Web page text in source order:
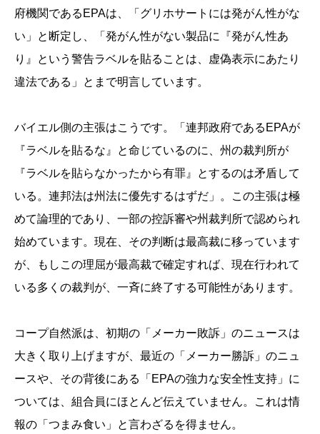
府機関であるEPAは、「グリホサートには発がん性がな
い」と断定し、「発がん性がない製品に『発がん性あ
り』という警告ラベルを貼ることは、虚偽表示にあたり
違法である」とまで明言しています。
バイエル側の主張はこうです。「連邦政府であるEPAが
『ラベルを貼るな』と命じているのに、州の裁判所が
『ラベルを貼らなかったから有罪』とするのは矛盾して
いる。連邦法は州法に優先するはずだ」。この主張は極
めて論理的であり、一部の控訴審や州裁判所で認められ
始めています。現在、その判断は最高裁に移っています
が、もしこの理屈が最高裁で確定すれば、現在行われて
いる多くの裁判が、一斉に終了する可能性があります。
コープ自然派は、初期の「メーカー敗訴」のニュースは
大きく取り上げますが、最近の「メーカー勝訴」のニュ
ースや、その背後にある「EPAの強力な安全性支持」に
ついては、組合員にほとんど伝えていません。これは情
報の「つまみ食い」と言わざるを得ません。